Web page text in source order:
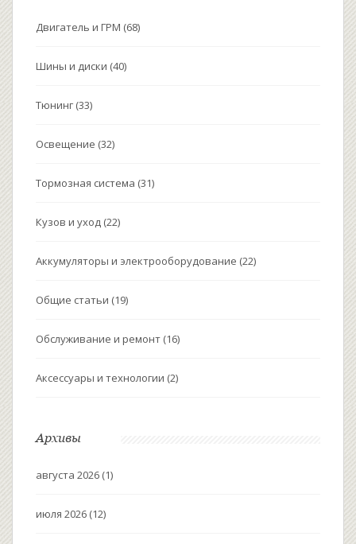
Двигатель и ГРМ (68)
Шины и диски (40)
Тюнинг (33)
Освещение (32)
Тормозная система (31)
Кузов и уход (22)
Аккумуляторы и электрооборудование (22)
Общие статьи (19)
Обслуживание и ремонт (16)
Аксессуары и технологии (2)
Архивы
августа 2026 (1)
июля 2026 (12)